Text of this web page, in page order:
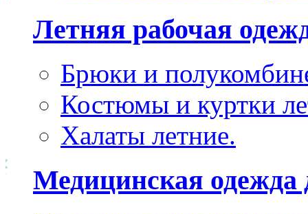
Летняя рабочая
Брюки и
Костюмы и куртки
Халаты летние.
Медицинская